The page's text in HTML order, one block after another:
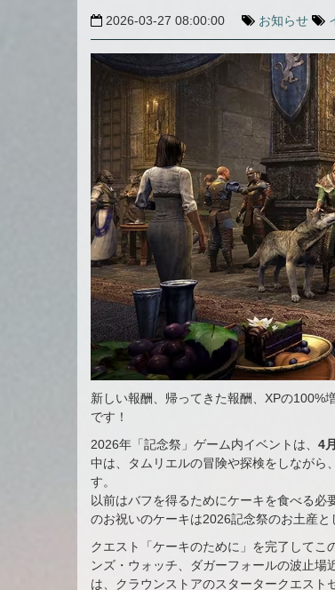
2026-03-27 08:00:00 お知らせ
新しい報酬、帰ってきた報酬、XPの100%
です！
2026年「記念祭」ゲーム内イベントは、 4
中は、タムリエルの冒険や探検をしながら
す。
以前はバフを得るためにケーキを食べる
のお祝いのケーキは2026記念祭のお土産と
クエスト「ケーキのために」を完了して
ンズ・ウォッチ、ダガーフォールの波止場
は、クラウンストアのスタータークエスト